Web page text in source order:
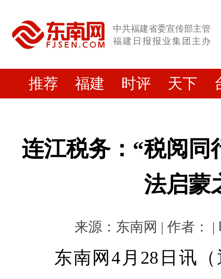
中共福建省委宣传部主管
福建日报报业集团主办
推荐 福建 时评 天下
连江税务：“税阅同
法启蒙
来源：东南网 | 作者： |
东南网4月28日讯